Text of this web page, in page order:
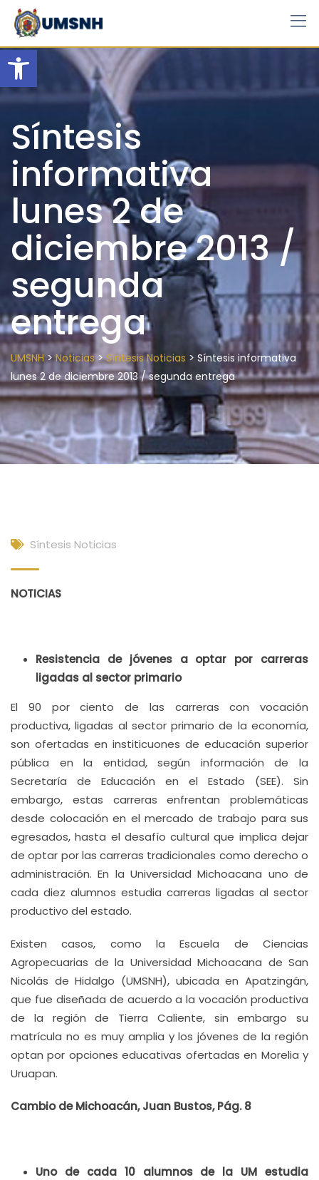
Open toolbar
Skip
content
Síntesis
informativa
lunes 2 de
diciembre 2013 /
segunda
entrega
UMSNH>Noticias>Síntesis Noticias > Síntesis informativa
lunes 2 de diciembre 2013 / segunda entrega
Síntesis Noticias
NOTICIAS
Resistencia de jóvenes a optar por carreras
ligadas al sector primario
El 90 por ciento de las carreras con vocación
productiva, ligadas al sector primario de la economía,
son ofertadas en institicuones de educación superior
pública en la entidad, según información de la
Secretaría de Educación en el Estado (SEE). Sin
embargo, estas carreras enfrentan problemáticas
desde colocación en el mercado de trabajo para sus
egresados, hasta el desafío cultural que implica dejar
de optar por las carreras tradicionales como derecho o
administración. En la Universidad Michoacana uno de
cada diez alumnos estudia carreras ligadas al sector
productivo del estado.
Existen casos, como la Escuela de Ciencias
Agropecuarias de la Universidad Michoacana de San
Nicolás de Hidalgo (UMSNH), ubicada en Apatzingán,
que fue diseñada de acuerdo a la vocación productiva
de la región de Tierra Caliente, sin embargo su
matrícula no es muy amplia y los jóvenes de la región
optan por opciones educativas ofertadas en Morelia y
Uruapan.
Cambio de Michoacán, Juan Bustos, Pág. 8
Uno de cada 10 alumnos de la UM estudia